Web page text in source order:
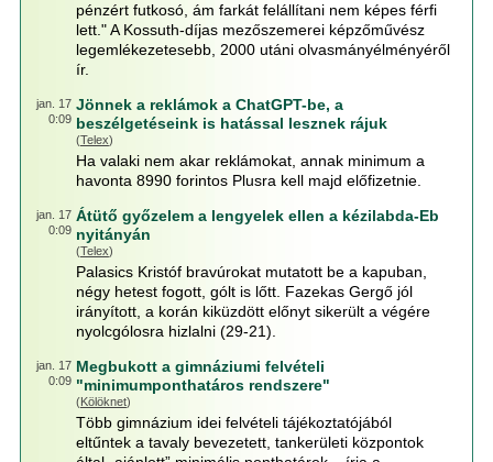
pénzért futkosó, ám farkát felállítani nem képes férfi
lett." A Kossuth-díjas mezőszemerei képzőművész
legemlékezetesebb, 2000 utáni olvasmányélményéről
ír.
jan. 17
0:09
Jönnek a reklámok a ChatGPT-be, a
beszélgetéseink is hatással lesznek rájuk
(Telex)
Ha valaki nem akar reklámokat, annak minimum a
havonta 8990 forintos Plusra kell majd előfizetnie.
jan. 17
0:09
Átütő győzelem a lengyelek ellen a kézilabda-Eb
nyitányán
(Telex)
Palasics Kristóf bravúrokat mutatott be a kapuban,
négy hetest fogott, gólt is lőtt. Fazekas Gergő jól
irányított, a korán kiküzdött előnyt sikerült a végére
nyolcgólosra hizlalni (29-21).
jan. 17
0:09
Megbukott a gimnáziumi felvételi
"minimumponthatáros rendszere"
(Kölöknet)
Több gimnázium idei felvételi tájékoztatójából
eltűntek a tavaly bevezetett, tankerületi központok